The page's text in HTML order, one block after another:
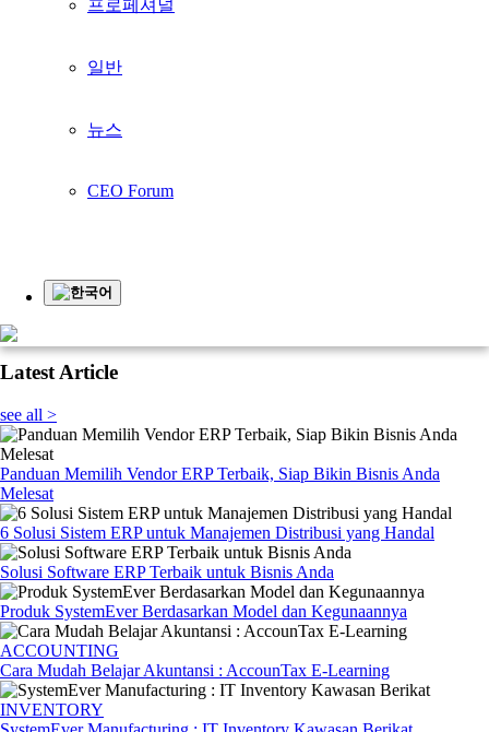
프로페셔널
일반
뉴스
CEO Forum
한국어
뉴스
Business Insights
Younglimwon Soft Lab Tops Korean Quality Satisfaction Index with
Highlights
Popular
see all >
Latest Article
see all >
Panduan Memilih Vendor ERP Terbaik, Siap Bikin Bisnis Anda
Melesat
6 Solusi Sistem ERP untuk Manajemen Distribusi yang Handal
Solusi Software ERP Terbaik untuk Bisnis Anda
Produk SystemEver Berdasarkan Model dan Kegunaannya
ACCOUNTING
Cara Mudah Belajar Akuntansi : AccounTax E-Learning
INVENTORY